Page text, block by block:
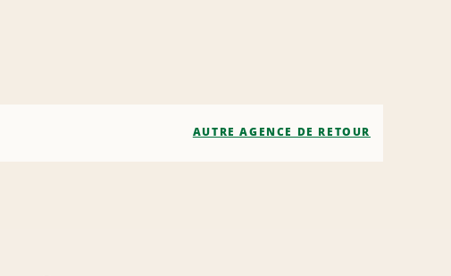
AUTRE AGENCE DE RETOUR